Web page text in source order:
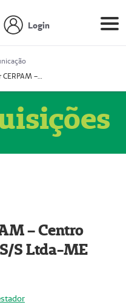
Login
Prestador CERPAM – Centro de Reabilitação S/S Ltda-ME (52004274-8)
– Centro
S Ltda-ME